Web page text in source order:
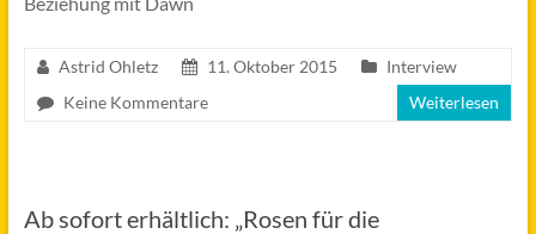
Astrid Ohletz 11. Oktober 2015
Interview
Keine Kommentare
Weiterlesen
Ab sofort erhältlich: „Rosen für die